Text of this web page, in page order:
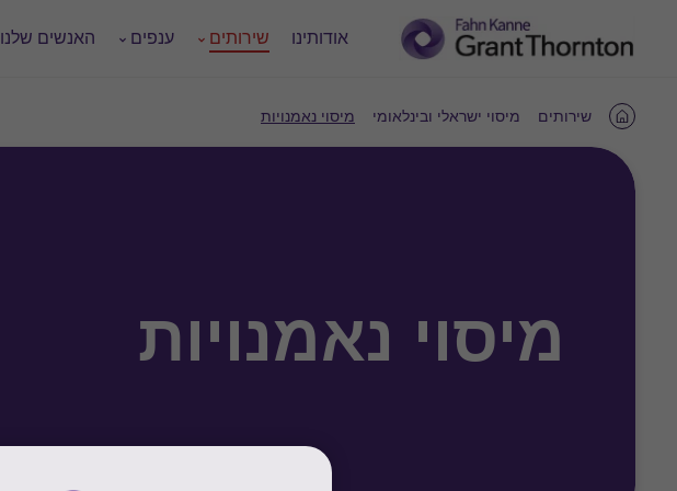
אודותינו שירותים ענפים האנשים שלנו
Homeשירותים מיסוי ישראלי ובינלאומי מיסוי נאמנויות
מיסוי נאמנויות